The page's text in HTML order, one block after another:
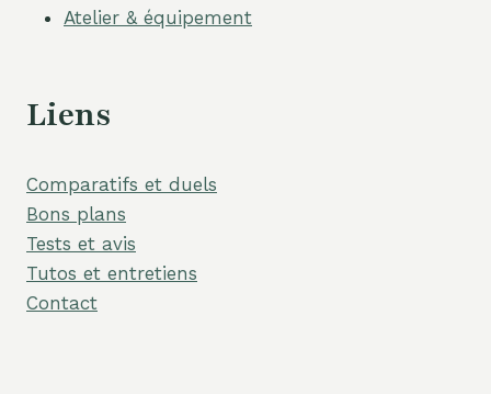
Atelier & équipement
Liens
Comparatifs et duels
Bons plans
Tests et avis
Tutos et entretiens
Contact